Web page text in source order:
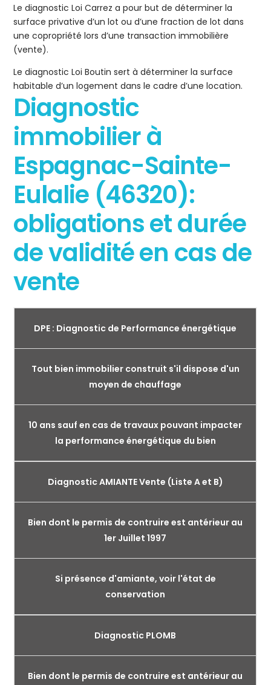
Le diagnostic Loi Carrez a pour but de déterminer la
surface privative d’un lot ou d’une fraction de lot dans
une copropriété lors d’une transaction immobilière
(vente).
Le diagnostic Loi Boutin sert à déterminer la surface
habitable d’un logement dans le cadre d’une location.
Diagnostic
immobilier à
Espagnac-Sainte-
Eulalie (46320):
obligations et durée
de validité en cas de
vente
DPE : Diagnostic de Performance énergétique
Tout bien immobilier construit s'il dispose d'un
moyen de chauffage
10 ans sauf en cas de travaux pouvant impacter
la performance énergétique du bien
Diagnostic AMIANTE Vente (Liste A et B)
Bien dont le permis de contruire est antérieur au
1er Juillet 1997
Si présence d'amiante, voir l'état de
conservation
Diagnostic PLOMB
Bien dont le permis de contruire est antérieur au